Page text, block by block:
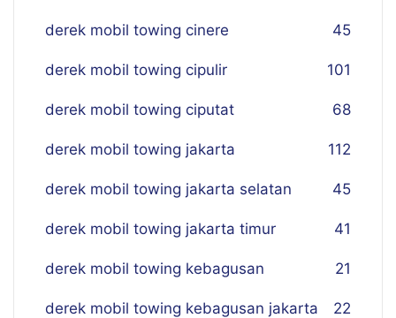
derek mobil towing cinere 45
derek mobil towing cipulir 101
derek mobil towing ciputat 68
derek mobil towing jakarta 112
derek mobil towing jakarta selatan 45
derek mobil towing jakarta timur 41
derek mobil towing kebagusan 21
derek mobil towing kebagusan jakarta 22